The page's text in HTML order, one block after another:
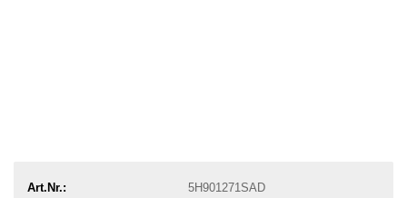
Art.Nr.:
5H901271SAD